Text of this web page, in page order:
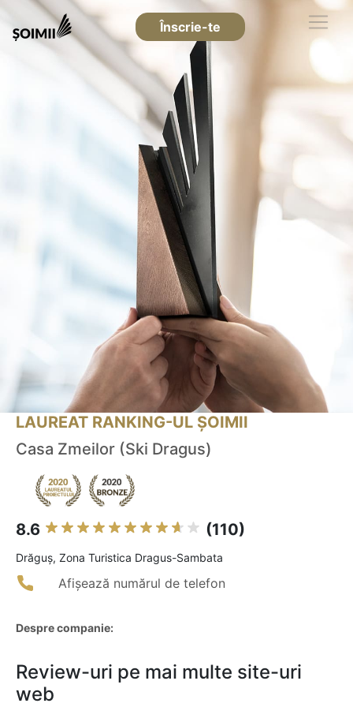
Înscrie-te
LAUREAT RANKING-UL ȘOIMII
Casa Zmeilor (Ski Dragus)
8.6 (110)
Drăguş, Zona Turistica Dragus-Sambata
Afișează numărul de telefon
Despre companie:
Review-uri pe mai multe site-uri
web